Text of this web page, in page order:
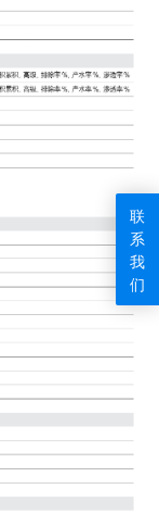
联
系
我
们